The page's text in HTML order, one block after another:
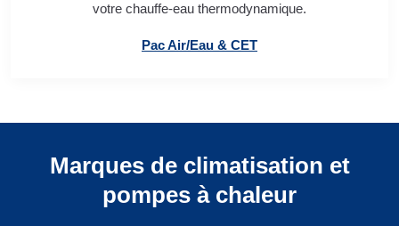
votre chauffe-eau thermodynamique.
Pac Air/Eau & CET
Marques de climatisation et
pompes à chaleur